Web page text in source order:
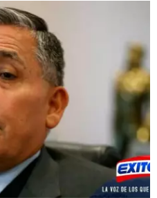
del Ejército en Ilave